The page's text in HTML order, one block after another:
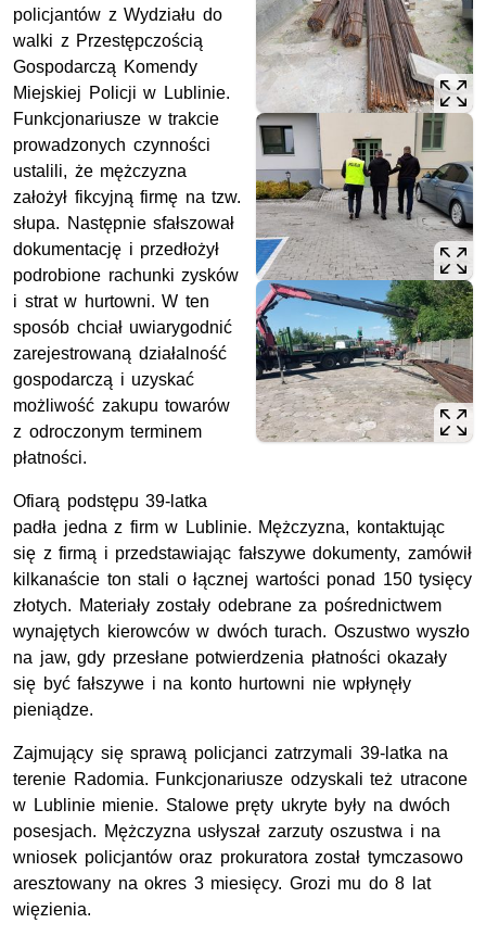
policjantów z Wydziału do
walki z Przestępczością
Gospodarczą Komendy
Miejskiej Policji w Lublinie.
Funkcjonariusze w trakcie
prowadzonych czynności
ustalili, że mężczyzna
założył fikcyjną firmę natzw.
słupa. Następnie sfałszował
dokumentację i przedłożył
podrobione rachunki zysków
i strat w hurtowni. W ten
sposób chciał uwiarygodnić
zarejestrowaną działalność
gospodarczą i uzyskać
możliwość zakupu towarów
z odroczonym terminem
płatności.
Ofiarą podstępu 39-latka
padła jedna z firm w Lublinie. Mężczyzna, kontaktując
się z firmą i przedstawiając fałszywe dokumenty, zamówił
kilkanaście ton stali o łącznej wartości ponad 150 tysięcy
złotych. Materiały zostały odebrane za pośrednictwem
wynajętych kierowców w dwóch turach. Oszustwo wyszło
na jaw, gdy przesłane potwierdzenia płatności okazały
się być fałszywe i na konto hurtowni nie wpłynęły
pieniądze.
Zajmujący się sprawą policjanci zatrzymali 39-latka na
terenie Radomia. Funkcjonariusze odzyskali też utracone
w Lublinie mienie. Stalowe pręty ukryte były na dwóch
posesjach. Mężczyzna usłyszał zarzuty oszustwa i na
wniosek policjantów oraz prokuratora został tymczasowo
aresztowany na okres 3 miesięcy. Grozi mu do 8 lat
więzienia.